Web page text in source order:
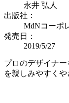
永井 弘人
出版社：
MdNコーポ
発売日：
2019/5/27
プロのデザイナ
を親しみやすくや